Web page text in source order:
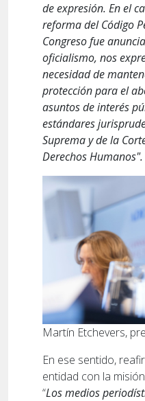
de expresión. En el
reforma del Código
Congreso fue
oficialismo, nos
necesidad de
protección para el
asuntos de interés
estándares
Suprema y de la
Derechos Humanos".
Martín Etchevers,
En ese sentido,
entidad con la
“Los medios